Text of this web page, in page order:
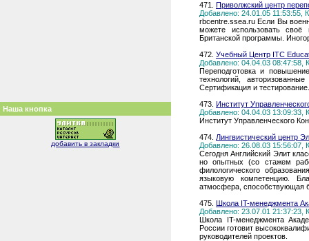
Наша кнопка
добавить в закладки
471. Приволжский центр
Добавлено: 24.01.05 11:53:55,
rbcentre.ssea.ru Если Вы
можете использовать своё
Британской программы.
472. Учебный Центр ITC
Добавлено: 04.04.03 08:47:58,
Переподготовка и
технологий,
Сертификация и
473. Институт
Добавлено: 04.04.03 13:09:33,
Институт Управленческого
474. Лингвистический центр
Добавлено: 26.08.03 15:56:07,
Сегодня Английский Элит
но опытных (со стажем
филологического
языковую компетенцию.
атмосфера, способствующая
475. Школа IT-менеджмента
Добавлено: 23.07.01 21:37:23,
Школа IT-менеджмента
России готовит
руководителей проектов.